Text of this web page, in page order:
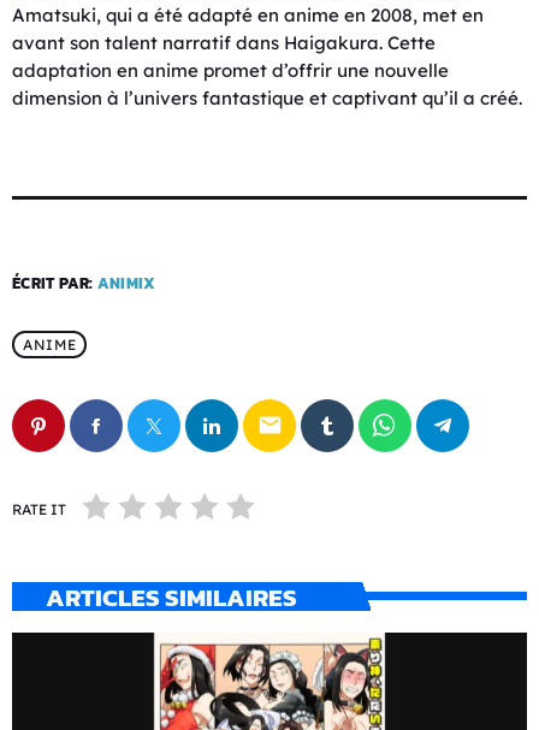
Amatsuki, qui a été adapté en anime en 2008, met en
avant son talent narratif dans Haigakura. Cette
adaptation en anime promet d’offrir une nouvelle
dimension à l’univers fantastique et captivant qu’il a créé.
ÉCRIT PAR: ANIMIX
ANIME
email
RATE IT
ARTICLES SIMILAIRES